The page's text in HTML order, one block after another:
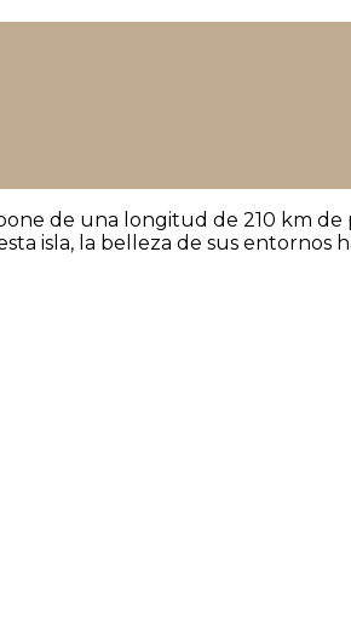
de una longitud de 210 km
isla, la belleza de sus